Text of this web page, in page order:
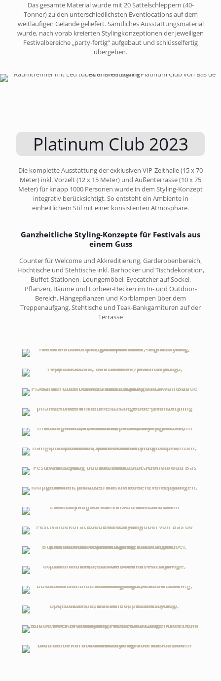
Das gesamte Material wurde mit 20 Sattelschleppern (40-
Tonner) zu den unterschiedlichsten Eventlocations auf dem
weitläufigen Gelände geliefert. Sämtliches Ausstattungsmaterial
wurde, nach vorab kreierten Stylingkonzeptionen der jeweiligen
Festivalbereiche „party-fertig“ aufgebaut und schlüsselfertig
übergeben.
Platinum Club 2023
Die komplette Ausstattung der exklusiven VIP-Zelthalle (15 x 70
Meter) inkl. Vorzelt (12 x 15 Meter) und Außenterrasse (10 x 75
Meter) für knapp 1000 Personen wurde in dem Styling-Konzept
integrativ berücksichtigt. So entsteht ein Ambiente in
einheitlichem Stil mit einer konsistenten Atmosphäre.
Ganzheitliche Styling-Konzepte für Festivals aus
einem Guss
Counter für Welcome und Akkreditierung, Garderobenbereich,
Hochtische und Stehtische inkl. Barhocker und Tischdekoration,
Buffet-Stationen, Loungemöbel, Eyecatcher auf Sockel,
Pflanzen, Bäume und Lorbeer-Hecken im In- und Outdoor-
Bereich, Hängepflanzen und Korblampen über dem
Treppenaufgang, Stehtische und Teak-Bankgarnituren auf der
Terrasse